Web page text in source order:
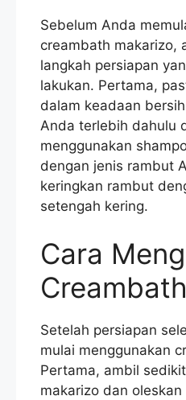
Sebelum Anda
creambath makarizo,
langkah persiapan
lakukan. Pertama,
dalam keadaan
Anda terlebih dahulu
menggunakan
dengan jenis rambut
keringkan rambut
setengah kering.
Cara
Setelah persiapan
mulai menggunakan
Pertama, ambil
makarizo dan